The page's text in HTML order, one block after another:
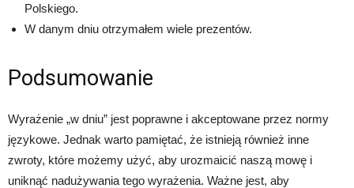
Polskiego.
W danym dniu otrzymałem wiele prezentów.
Podsumowanie
Wyrażenie „w dniu” jest poprawne i akceptowane przez normy
językowe. Jednak warto pamiętać, że istnieją również inne
zwroty, które możemy użyć, aby urozmaicić naszą mowę i
uniknąć nadużywania tego wyrażenia. Ważne jest, aby